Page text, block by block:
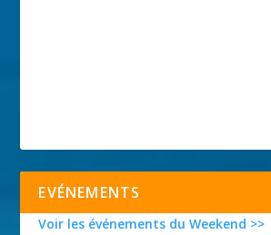
EVÉNEMENTS
Voir les événements du Weekend >>